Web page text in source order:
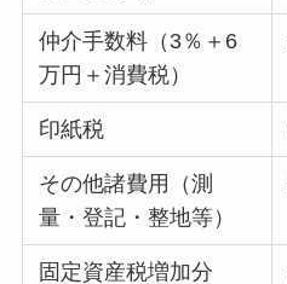
仲介手数料（3％＋6
万円＋消費税）
印紙税
その他諸費用（測
量・登記・整地等）
固定資産税増加分